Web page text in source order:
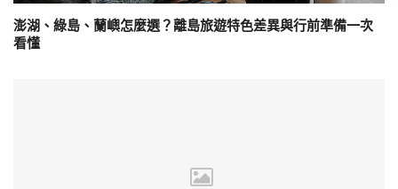
澎湖、綠島、蘭嶼怎麼選？離島旅遊特色差異與行前準備一次
看懂